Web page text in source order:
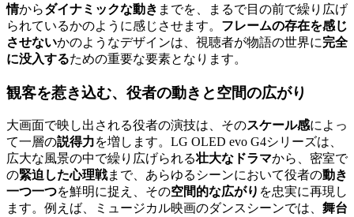
情からダイナミックな動き までを、まるで目の前で繰り広げ
られているかのように感じさせます。 フレームの存在を感じ
させないかのようなデザインは、視聴者が物語の世界に完全
に没入するための重要な要素となります。
観客を惹き込む、 役者の動きと空間の広がり
大画面で映し出される役者の演技は、そのスケール感によっ
て一層の説得力を増します。LG OLED evo G4シリーズは、
広大な風景の中で繰り広げられる壮大なドラマから、密室で
の緊迫した心理戦まで、あらゆるシーンにおいて役者の動き
一つ一つを鮮明に捉え、その空間的な広がり を忠実に再現し
ます。例えば、ミュージカル映画のダンスシーンでは、 舞台